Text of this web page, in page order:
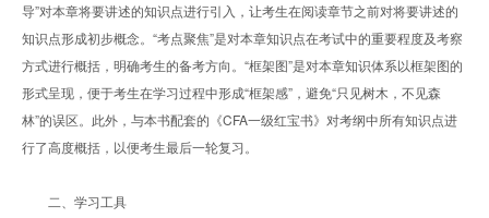
导”对本章将要讲述的知识点进行引入，让考生在阅读章节之前对将要讲述的
知识点形成初步概念。“考点聚焦”是对本章知识点在考试中的重要程度及考察
方式进行概括，明确考生的备考方向。“框架图”是对本章知识体系以框架图的
形式呈现，便于考生在学习过程中形成“框架感”，避免“只见树木，不见森
林”的误区。此外，与本书配套的《CFA一级红宝书》对考纲中所有知识点进
行了高度概括，以便考生最后一轮复习。
二、学习工具